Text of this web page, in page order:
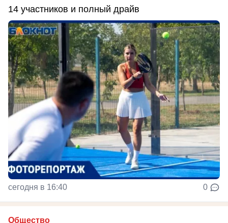
14 участников и полный драйв
сегодня в 16:40 0
Общество